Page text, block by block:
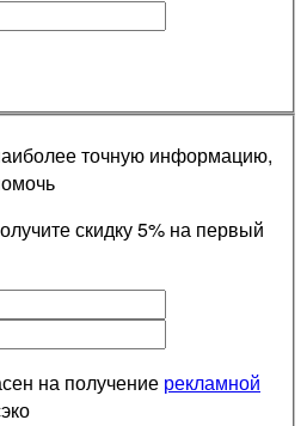
точную информацию,
скидку 5% на первый
на получение рекламной